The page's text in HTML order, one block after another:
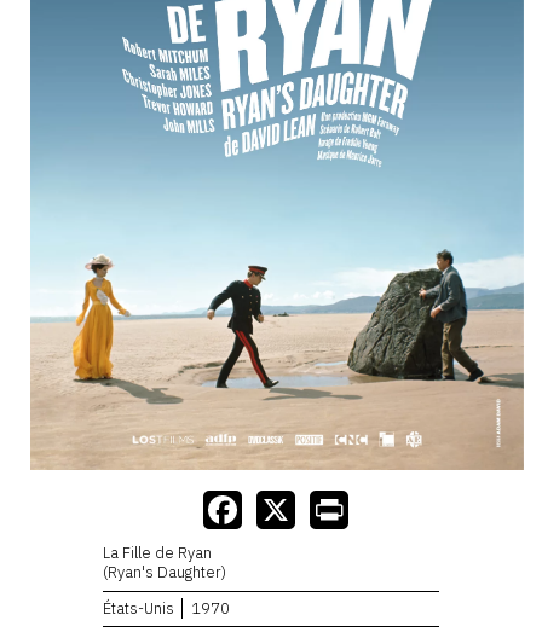
La Fille de Ryan
(Ryan's Daughter)
États-Unis
1970